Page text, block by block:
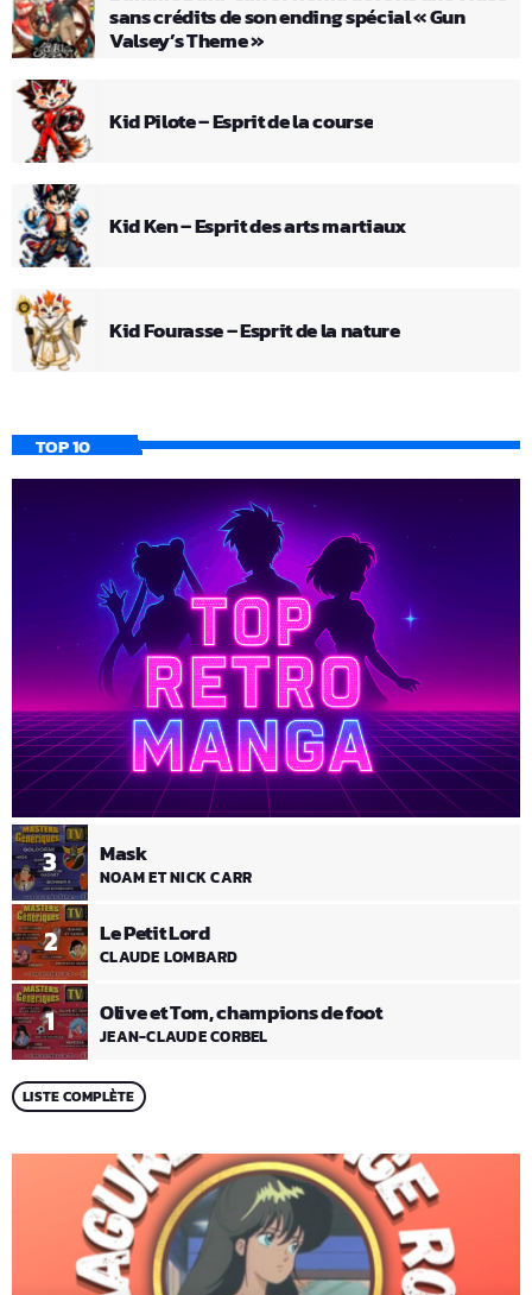
sans crédits de son ending spécial « Gun
Valsey’s Theme »
Kid Pilote – Esprit de la course
Kid Ken – Esprit des arts martiaux
Kid Fourasse – Esprit de la nature
TOP 10
1 Olive et Tom, champions de foot
JEAN-CLAUDE CORBEL
2 Le Petit Lord
CLAUDE LOMBARD
3 Mask
NOAM ET NICK CARR
LISTE COMPLÈTE